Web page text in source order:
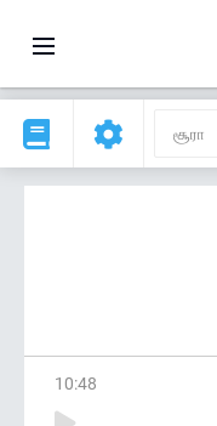
சூரா
10:48